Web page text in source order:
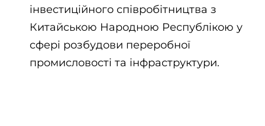
інвестиційного співробітництва з
Китайською Народною Республікою у
сфері розбудови переробної
промисловості та інфраструктури.